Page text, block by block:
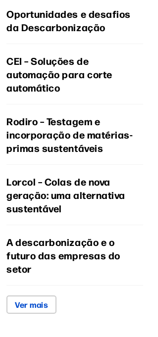
Oportunidades e desafios
da Descarbonização
CEI – Soluções de
automação para corte
automático
Rodiro – Testagem e
incorporação de matérias-
primas sustentáveis
Lorcol – Colas de nova
geração: uma alternativa
sustentável
A descarbonização e o
futuro das empresas do
setor
Ver mais